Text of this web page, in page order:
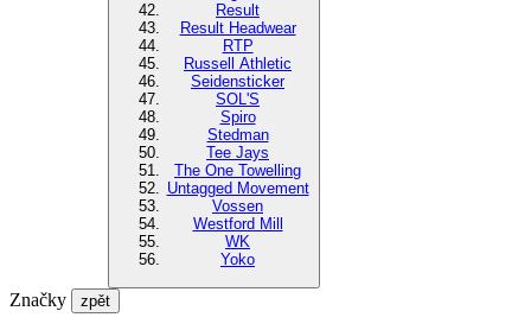
Result
Result Headwear
RTP
Russell Athletic
Seidensticker
SOL'S
Spiro
Stedman
Tee Jays
The One Towelling
Untagged Movement
Vossen
Westford Mill
WK
Yoko
Značky zpět